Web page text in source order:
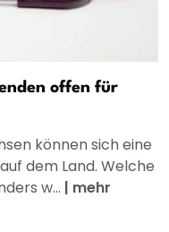
offen für
können sich eine
dem Land. Welche
w... | mehr